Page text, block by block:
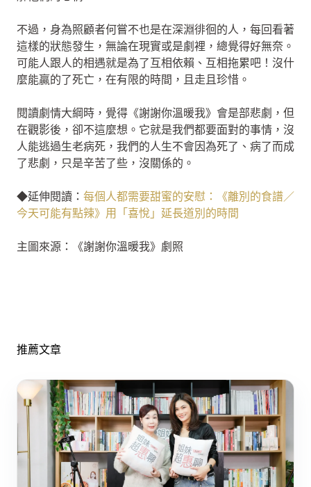
不過，身為照顧者何嘗不也是在深淵徘徊的人，每回看著
這樣的狀態發生，無論在現實或是劇裡，總覺得好無奈。
可能人跟人的相遇就是為了互相依賴、互相拖累吧！沒什
麼能贏的了死亡，在有限的時間，且走且珍惜。
閱讀劇情大綱時，覺得《謝謝你溫暖我》會是部悲劇，但
在觀影後，卻不這麼想。它就是我們都要面對的事情，沒
人能逃過生老病死，我們的人生不會因為死了、病了而成
了悲劇，只是辛苦了些，沒關係的。
◆延伸閱讀： 每個人都需要甜蜜的安慰：《離別的食譜／
今天可能有點辣》用「喜悅」延長道別的時間
主圖來源：《謝謝你溫暖我》劇照
推薦文章